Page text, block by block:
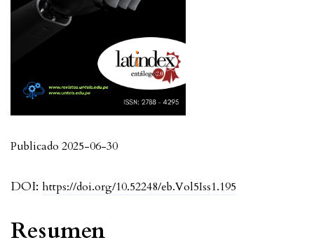
DOI: https://doi.org/10.52248/eb.Vol5Iss1.195
Publicado 2025-06-30
Resumen